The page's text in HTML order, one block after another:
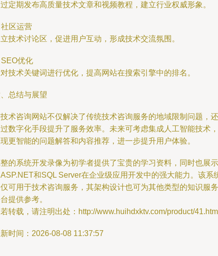
定期发布高质量技术文章和视频教程，建立行业权威形象。
区运营
技术讨论区，促进用户互动，形成技术交流氛围。
优化
技术关键词进行优化，提高网站在搜索引擎中的排名。
总结与展望
术咨询网站不仅解决了传统技术咨询服务的地域限制问题，还
数字化手段提升了服务效率。未来可考虑集成人工智能技术，
更智能的问题解答和内容推荐，进一步提升用户体验。
的系统开发录像为初学者提供了宝贵的学习资料，同时也展示
和SQL Server在企业级应用开发中的强大能力。该系
可用于技术咨询服务，其架构设计也可为其他类型的知识服务
提供参考。
转载，请注明出处：http://www.huihdxktv.com/product/
时间：2026-08-08 11:37:57